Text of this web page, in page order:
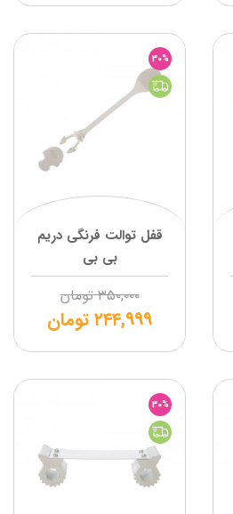
30%
قفل توالت فرنگی دریم
بی بی
۳۵۰,۰۰۰ تومان
۲۴۴,۹۹۹تومان
30%